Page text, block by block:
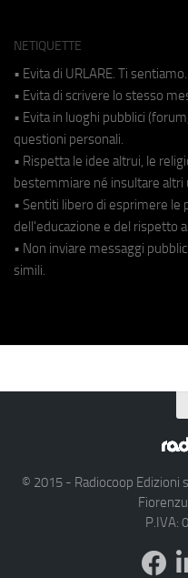
NETIQUETTE
• Evita di URLARE. Ti sentiamo.
• Evita di scrivere lo stesso
• Evita in luoghi pubblici
questioni personali.
• Rispetta le idee altrui, le
bestemmiare né insultare altri
• Sentiti libero di esprimere le
dell'educazione e del rispetto
• Non inviare messaggi
simili.
© 2015 - Radiocoop Edizioni
P.IVA: